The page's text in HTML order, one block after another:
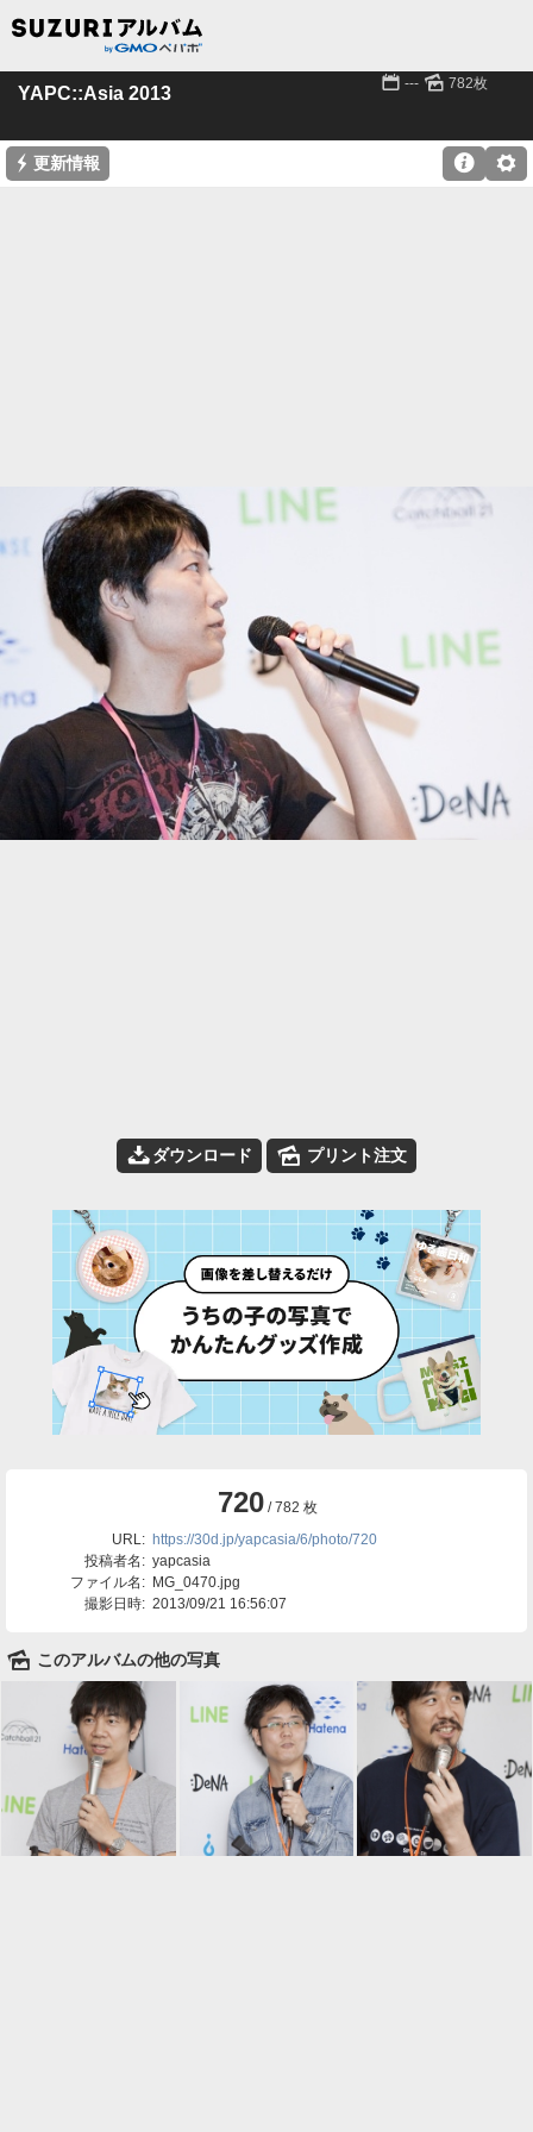
YAPC::Asia 2013 📅 --- 🌄 782枚
⚡ 更新情報 ⚙

📥ダウンロード 🌄 プリント注文
720/ 782 枚
URL: https://30d.jp/yapcasia/6/photo/720
投稿者名: yapcasia
ファイル名: MG_0470.jpg
撮影日時: 2013/09/21 16:56:07
🌄 このアルバムの他の写真